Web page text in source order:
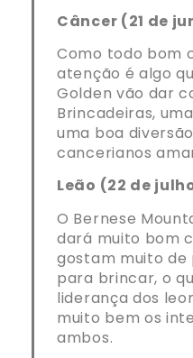
Câncer (21 de
Como todo bom
atenção é algo
Golden vão dar
Brincadeiras,
uma boa
cancerianos
Leão (22 de
O Bernese
dará muito bom
gostam muito
para brincar, o
liderança dos
muito bem os
ambos.